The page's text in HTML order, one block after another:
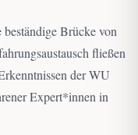
Brücke von
fließen
der WU
Expert*innen in